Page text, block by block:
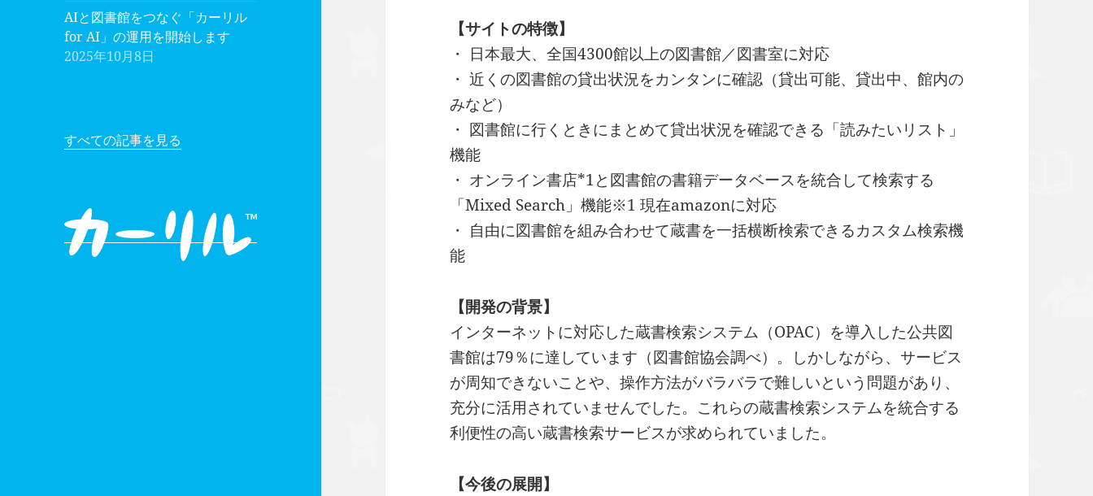
AIと図書館をつなぐ「カーリル
for AI」の運用を開始します
2025年10月8日
すべての記事を見る
【サイトの特徴】
・ 日本最大、全国4300館以上の図書館／図書室に対応
・ 近くの図書館の貸出状況をカンタンに確認（貸出可能、貸出中、館内の
みなど）
・ 図書館に行くときにまとめて貸出状況を確認できる「読みたいリスト」
機能
・ オンライン書店*1と図書館の書籍データベースを統合して検索する
「Mixed Search」機能※1 現在amazonに対応
・ 自由に図書館を組み合わせて蔵書を一括横断検索できるカスタム検索機
能
【開発の背景】
インターネットに対応した蔵書検索システム（OPAC）を導入した公共図
書館は79％に達しています（図書館協会調べ）。しかしながら、サービス
が周知できないことや、操作方法がバラバラで難しいという問題があり、
充分に活用されていませんでした。これらの蔵書検索システムを統合する
利便性の高い蔵書検索サービスが求められていました。
【今後の展開】